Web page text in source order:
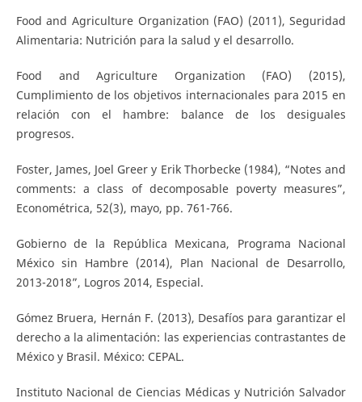
Food and Agriculture Organization (FAO) (2011), Seguridad
Alimentaria: Nutrición para la salud y el desarrollo.
Food and Agriculture Organization (FAO) (2015),
Cumplimiento de los objetivos internacionales para 2015 en
relación con el hambre: balance de los desiguales
progresos.
Foster, James, Joel Greer y Erik Thorbecke (1984), “Notes and
comments: a class of decomposable poverty measures”,
Econométrica, 52(3), mayo, pp. 761-766.
Gobierno de la República Mexicana, Programa Nacional
México sin Hambre (2014), Plan Nacional de Desarrollo,
2013-2018”, Logros 2014, Especial.
Gómez Bruera, Hernán F. (2013), Desafíos para garantizar el
derecho a la alimentación: las experiencias contrastantes de
México y Brasil. México: CEPAL.
Instituto Nacional de Ciencias Médicas y Nutrición Salvador